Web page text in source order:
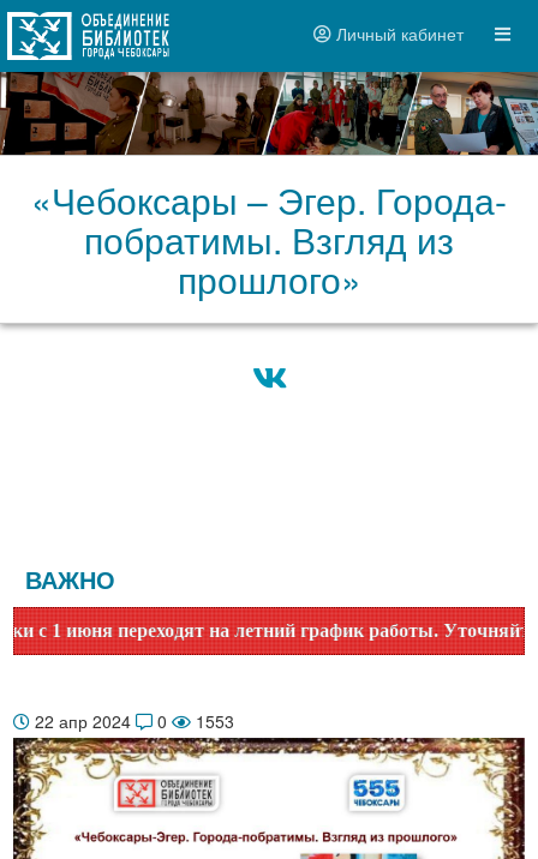
Личный кабинет
«Чебоксары – Эгер. Города-
побратимы. Взгляд из
прошлого»
ВАЖНО
июня переходят на летний график работы. Уточняйте
22 апр 2024 0 1553